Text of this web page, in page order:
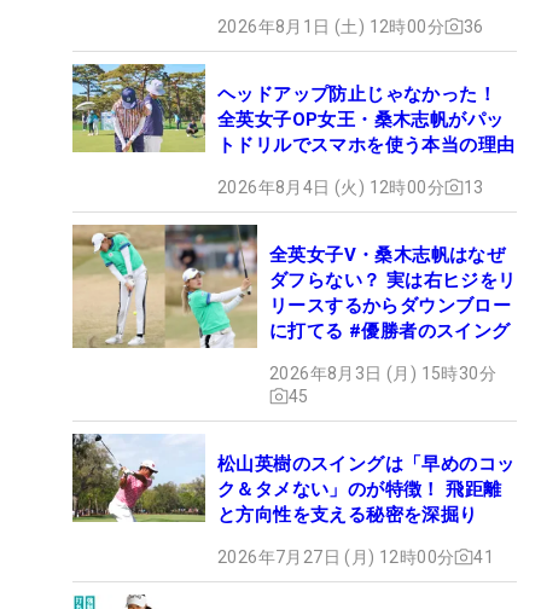
2026年8月1日 (土) 12時00分 36
ヘッドアップ防止じゃなかった！
全英女子OP女王・桑木志帆がパッ
トドリルでスマホを使う本当の理由
2026年8月4日 (火) 12時00分 13
全英女子V・桑木志帆はなぜ
ダフらない？ 実は右ヒジをリ
リースするからダウンブロー
に打てる #優勝者のスイング
2026年8月3日 (月) 15時30分
45
松山英樹のスイングは「早めのコッ
ク＆タメない」のが特徴！ 飛距離
と方向性を支える秘密を深掘り
2026年7月27日 (月) 12時00分 41